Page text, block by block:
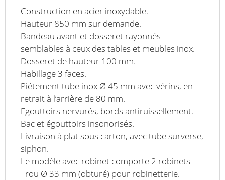
Construction en acier inoxydable.
Hauteur 850 mm sur demande.
Bandeau avant et dosseret rayonnés
semblables à ceux des tables et meubles inox.
Dosseret de hauteur 100 mm.
Habillage 3 faces.
Piétement tube inox Ø 45 mm avec vérins, en
retrait à l’arrière de 80 mm.
Egouttoirs nervurés, bords antiruissellement.
Bac et égouttoirs insonorisés.
Livraison à plat sous carton, avec tube surverse,
siphon.
Le modèle avec robinet comporte 2 robinets
Trou Ø 33 mm (obturé) pour robinetterie.